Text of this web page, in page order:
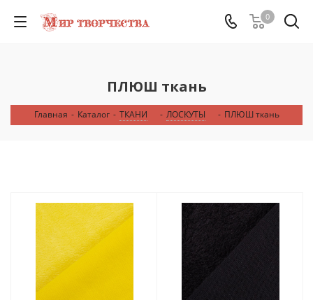
0
ПЛЮШ ткань
Главная - Каталог - ТКАНИ - ЛОСКУТЫ - ПЛЮШ ткань